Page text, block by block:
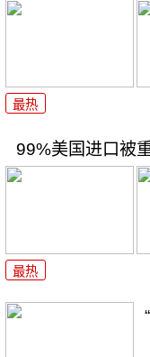
最热
99%美国进口被
最热